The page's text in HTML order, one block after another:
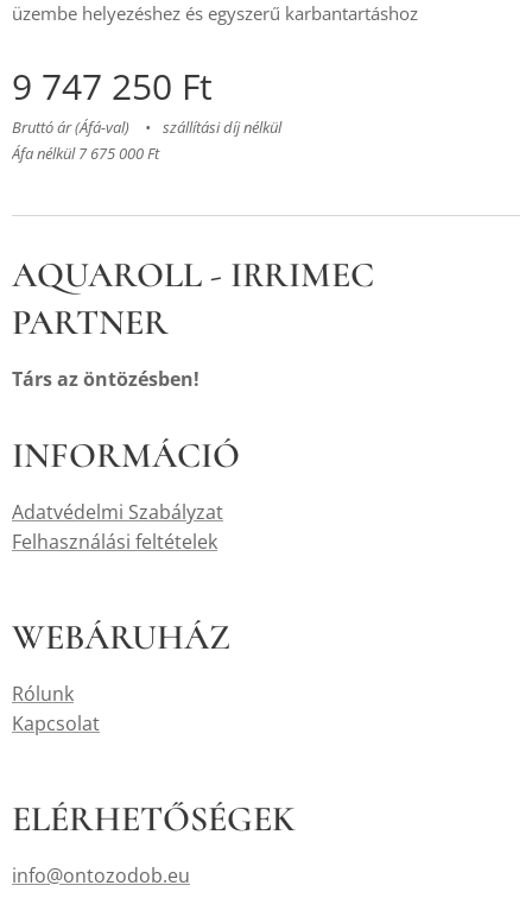
üzembe helyezéshez és egyszerű karbantartáshoz
9 747 250 Ft
Bruttó ár (Áfá-val)
szállítási díj nélkül
Áfa nélkül 7 675 000 Ft
AQUAROLL - IRRIMEC
PARTNER
Társ az öntözésben!
INFORMÁCIÓ
Adatvédelmi Szabályzat
Felhasználási feltételek
WEBÁRUHÁZ
Rólunk
Kapcsolat
ELÉRHETŐSÉGEK
info@ontozodob.eu